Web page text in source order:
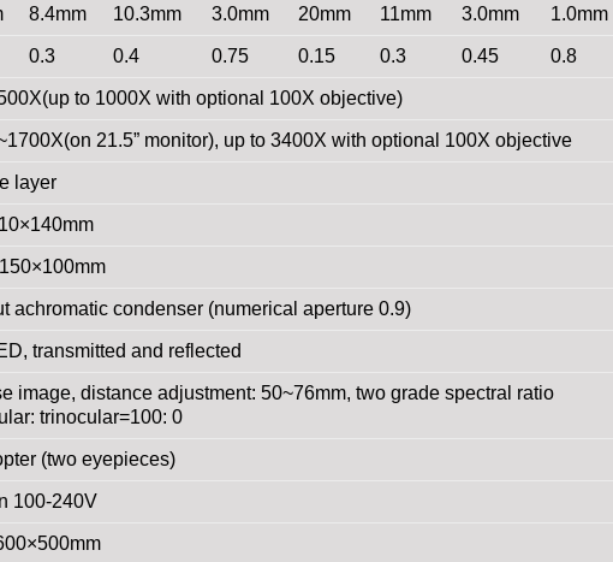
8.4mm 10.3mm 3.0mm 20mm 11mm 3.0mm 1.0mm
0.3 0.4 0.75 0.15 0.3 0.45 0.8
to 1000X with optional 100X objective)
21.5” monitor), up to 3400X with optional 100X objective
layer
achromatic condenser (numerical aperture 0.9)
transmitted and reflected
image, distance adjustment: 50~76mm, two grade spectral ratio
trinocular=100: 0
(two eyepieces)
100-240V